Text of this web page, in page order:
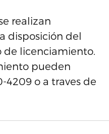
realizan
disposición del
de licenciamiento.
pueden
4209 o a traves de